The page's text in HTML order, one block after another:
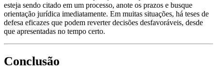
esteja sendo citado em um processo, anote os prazos e busque
orientação jurídica imediatamente. Em muitas situações, há teses de
defesa eficazes que podem reverter decisões desfavoráveis, desde
que apresentadas no tempo certo.
Conclusão